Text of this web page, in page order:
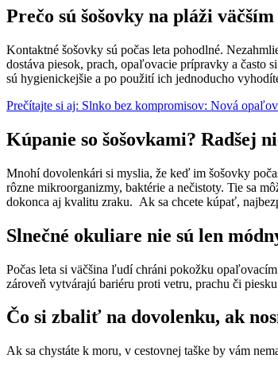
Prečo sú šošovky na pláži
Kontaktné šošovky sú počas leta pohodlné.
dostáva piesok, prach, opaľovacie prípravky a často
sú hygienickejšie a po použití ich jednoducho
Prečítajte si aj: Slnko bez kompromisov: Nová
Kúpanie so šošovkami? Radšej
Mnohí dovolenkári si myslia, že keď im šošovky
rôzne mikroorganizmy, baktérie a nečistoty. Tie sa
dokonca aj kvalitu zraku. Ak sa chcete kúpať,
Slnečné okuliare nie sú len
Počas leta si väčšina ľudí chráni pokožku
zároveň vytvárajú bariéru proti vetru, prachu či
Čo si zbaliť na dovolenku, ak
Ak sa chystáte k moru, v cestovnej taške by vám